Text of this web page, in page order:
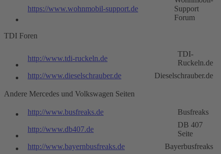
https://www.wohnmobil-support.de
Support
Forum
TDI Foren
http://www.tdi-ruckeln.de
TDI-
Ruckeln.de
http://www.dieselschrauber.de
Dieselschrauber.de
Andere Mercedes und Volkswagen Seiten
http://www.busfreaks.de Busfreaks
http://www.db407.de
DB 407
Seite
http://www.bayernbusfreaks.de
Bayerbusfreaks